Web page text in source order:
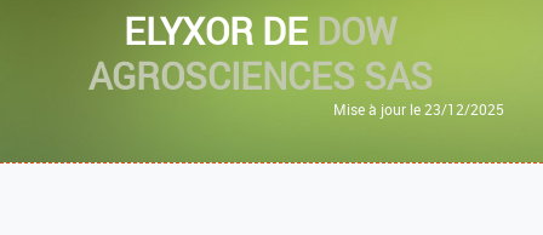
ELYXOR DE DOW
AGROSCIENCES SAS
Mise à jour le 23/12/2025